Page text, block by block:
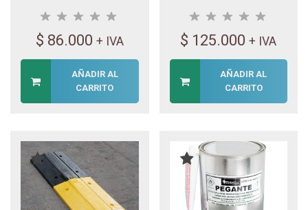
$ 86.000 + IVA
AÑADIR AL
CARRITO
$ 125.000 + IVA
AÑADIR AL
CARRITO